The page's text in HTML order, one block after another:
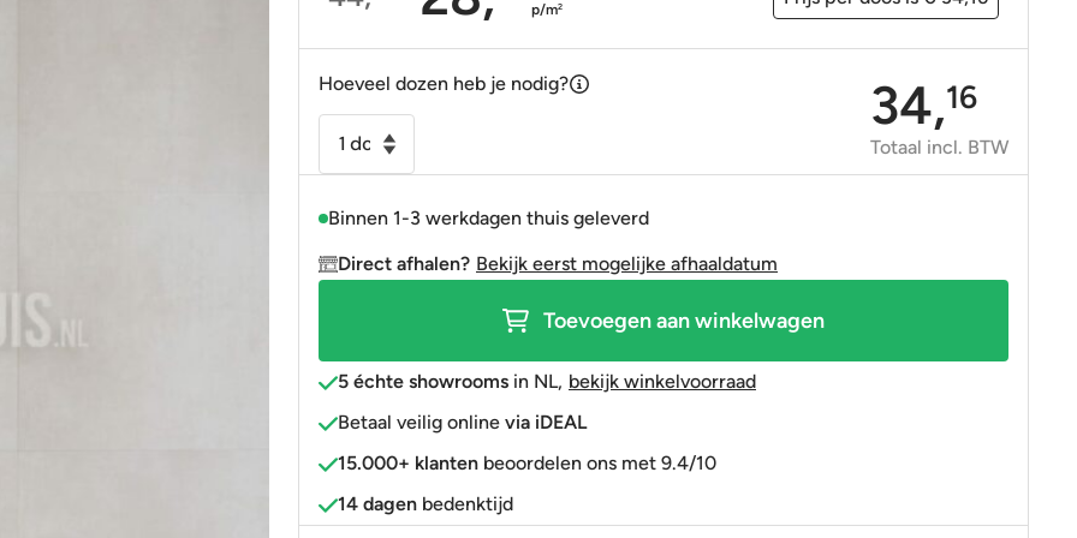
Bruin
OP=OP tegels
Roze
Goud
» Alle kleuren
OP=OP tegels
Oorspronkelijke
was:
Huidige
is:
p/m2
Hoeveel dozen heb je nodig?
Vloertegel
Plus
Wit
30x30
gerectificeerd
aantal
34,16
Totaal incl. BTW
Binnen 1-3 werkdagen thuis geleverd
Direct afhalen? Bekijk eerst mogelijke afhaaldatum
Toevoegen aan winkelwagen
5 échte showrooms in NL, bekijk winkelvoorraad
Betaal veilig online via iDEAL
15.000+ klanten beoordelen ons met 9.4/10
14 dagen bedenktijd